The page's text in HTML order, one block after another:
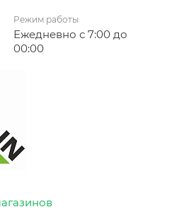
Режим работы
Ежедневно с 7:00 до
00:00